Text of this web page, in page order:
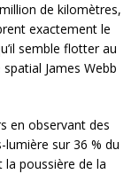
de kilomètres,
exactement le
semble flotter au
James Webb
en observant des
lumière sur 36 % du
la poussière de la